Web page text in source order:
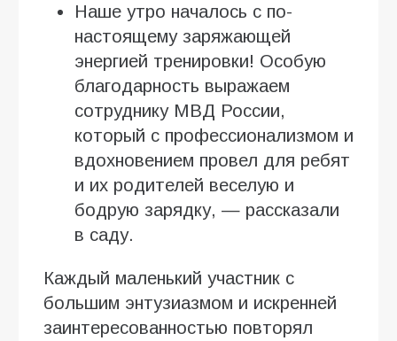
Наше утро началось с по-
настоящему заряжающей
энергией тренировки! Особую
благодарность выражаем
сотруднику МВД России,
который с профессионализмом и
вдохновением провел для ребят
и их родителей веселую и
бодрую зарядку, — рассказали
в саду.
Каждый маленький участник с
большим энтузиазмом и искренней
заинтересованностью повторял